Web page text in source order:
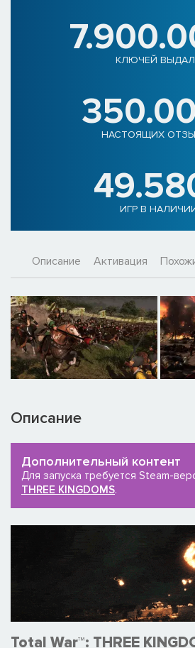
КЛЮЧЕЙ
НАСТОЯЩИХ
ИГР В
Описание Активация
Описание
Дополнительный контент
Для запуска требуется Steam-
THREE KINGDOMS.
Total War™: THREE